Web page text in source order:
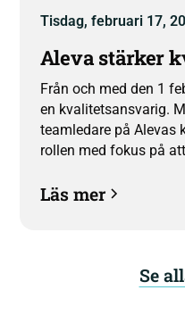
Tisdag, februari 17,
Aleva stärker
Från och med den 1
en kvalitetsansvarig.
teamledare på Alevas
rollen med fokus på
Läs mer
Se